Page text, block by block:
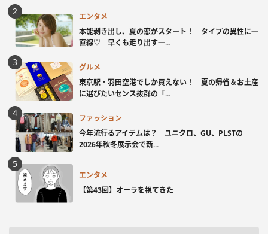
エンタメ
本能剥き出し、夏の恋がスタート！ タイプの異性に一
直線♡ 早くも走り出す一...
グルメ
東京駅・羽田空港でしか買えない！ 夏の帰省＆お土産
に選びたいセンス抜群の「...
ファッション
今年流行るアイテムは？ ユニクロ、GU、PLSTの
2026年秋冬展示会で新...
エンタメ
【第43回】オーラを視てきた